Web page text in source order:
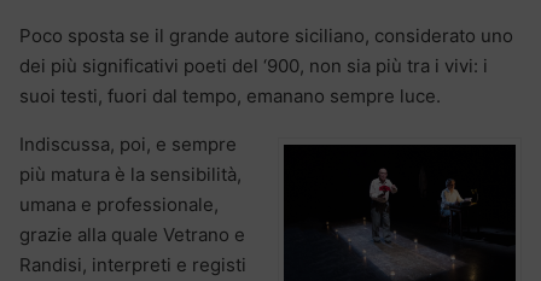
Poco sposta se il grande autore siciliano, considerato uno
dei più significativi poeti del ‘900, non sia più tra i vivi: i
suoi testi, fuori dal tempo, emanano sempre luce.
Indiscussa, poi, e sempre
più matura è la sensibilità,
umana e professionale,
grazie alla quale Vetrano e
Randisi, interpreti e registi